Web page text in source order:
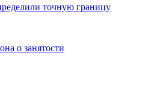
точную границу
о занятости